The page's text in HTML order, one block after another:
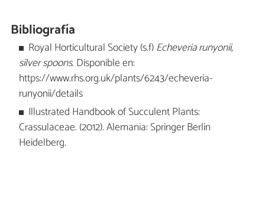
Bibliografía
Royal Horticultural Society (s.f)Echeveria runyonii,
silver spoons. Disponible en:
https://www.rhs.org.uk/plants/6243/echeveria-
runyonii/details
Illustrated Handbook of Succulent Plants:
Crassulaceae. (2012). Alemania: Springer Berlin
Heidelberg.